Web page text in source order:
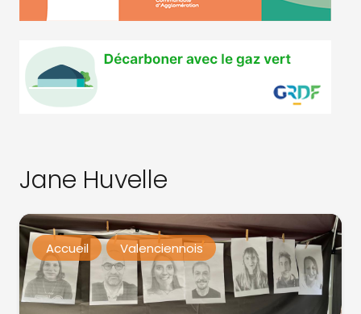
Jane Huvelle
Accueil Valenciennois